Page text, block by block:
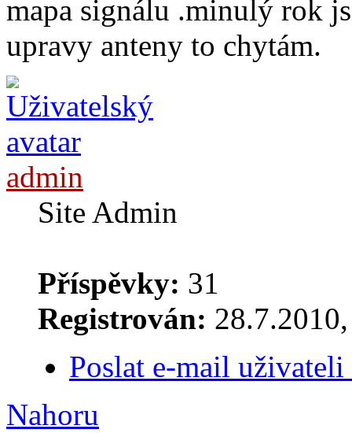
mapa signálu .minulý rok
upravy anteny to chytám.
admin
Site Admin
Příspěvky: 31
Registrován:
Poslat e-mail
Nahoru